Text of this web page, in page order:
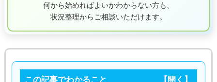
何から始めればよいかわからない方も、
状況整理からご相談いただけます。
この記事でわかること